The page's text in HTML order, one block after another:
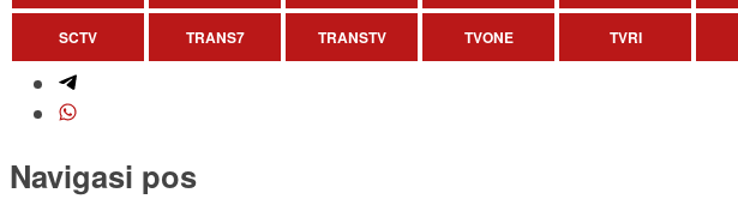
SCTV TRANS7 TRANSTV TVONE TVRI
Navigasi pos